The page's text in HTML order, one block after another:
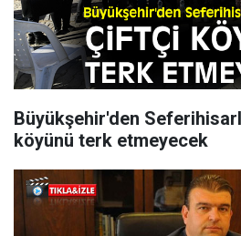
Büyükşehir'den
köyünü terk etmeyecek